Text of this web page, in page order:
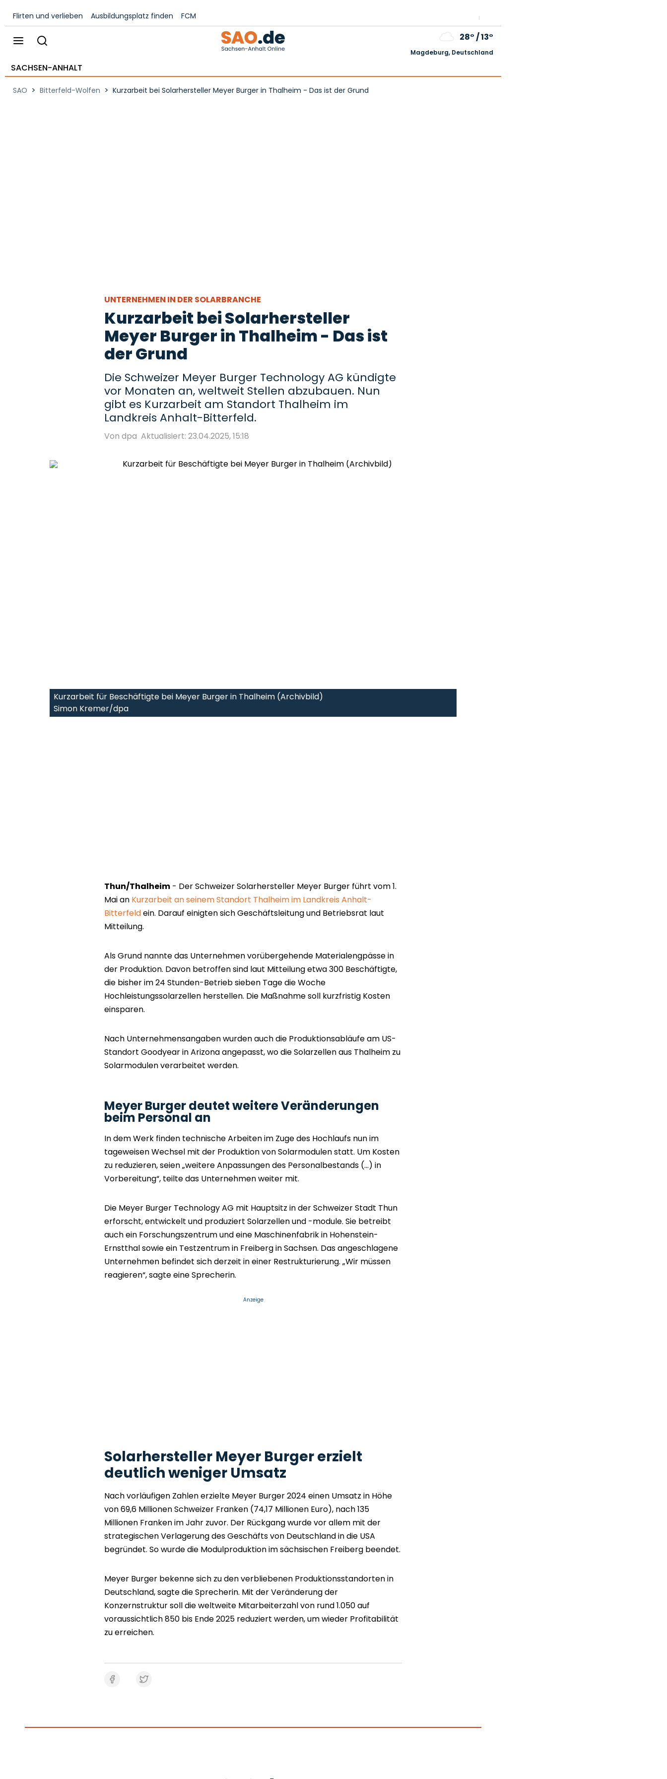
Flirten und verlieben Ausbildungsplatz finden FCM
28°/13°
Magdeburg, Deutschland
SACHSEN-ANHALT
SAO > Bitterfeld-Wolfen > Kurzarbeit bei Solarhersteller Meyer Burger in Thalheim - Das ist der Grund
UNTERNEHMEN IN DER SOLARBRANCHE
Kurzarbeit bei Solarhersteller
Meyer Burger in Thalheim - Das ist
der Grund
Die Schweizer Meyer Burger Technology AG kündigte
vor Monaten an, weltweit Stellen abzubauen. Nun
gibt es Kurzarbeit am Standort Thalheim im
Landkreis Anhalt-Bitterfeld.
Von dpa Aktualisiert: 23.04.2025, 15:18
Kurzarbeit für Beschäftigte bei Meyer Burger in Thalheim (Archivbild)
Simon Kremer/dpa
Thun/Thalheim - Der Schweizer Solarhersteller Meyer Burger führt vom 1.
Mai an Kurzarbeit an seinem Standort Thalheim im Landkreis Anhalt-
Bitterfeldein. Darauf einigten sich Geschäftsleitung und Betriebsrat laut
Mitteilung.
Als Grund nannte das Unternehmen vorübergehende Materialengpässe in
der Produktion. Davon betroffen sind laut Mitteilung etwa 300 Beschäftigte,
die bisher im 24 Stunden-Betrieb sieben Tage die Woche
Hochleistungssolarzellen herstellen. Die Maßnahme soll kurzfristig Kosten
einsparen.
Nach Unternehmensangaben wurden auch die Produktionsabläufe am US-
Standort Goodyear in Arizona angepasst, wo die Solarzellen aus Thalheim zu
Solarmodulen verarbeitet werden.
Meyer Burger deutet weitere Veränderungen
beim Personal an
In dem Werk finden technische Arbeiten im Zuge des Hochlaufs nun im
tageweisen Wechsel mit der Produktion von Solarmodulen statt. Um Kosten
zu reduzieren, seien „weitere Anpassungen des Personalbestands (...) in
Vorbereitung“, teilte das Unternehmen weiter mit.
Die Meyer Burger Technology AG mit Hauptsitz in der Schweizer Stadt Thun
erforscht, entwickelt und produziert Solarzellen und -module. Sie betreibt
auch ein Forschungszentrum und eine Maschinenfabrik in Hohenstein-
Ernstthal sowie ein Testzentrum in Freiberg in Sachsen. Das angeschlagene
Unternehmen befindet sich derzeit in einer Restrukturierung. „Wir müssen
reagieren“, sagte eine Sprecherin.
Anzeige
Solarhersteller Meyer Burger erzielt
deutlich weniger Umsatz
Nach vorläufigen Zahlen erzielte Meyer Burger 2024 einen Umsatz in Höhe
von 69,6 Millionen Schweizer Franken (74,17 Millionen Euro), nach 135
Millionen Franken im Jahr zuvor. Der Rückgang wurde vor allem mit der
strategischen Verlagerung des Geschäfts von Deutschland in die USA
begründet. So wurde die Modulproduktion im sächsischen Freiberg beendet.
Meyer Burger bekenne sich zu den verbliebenen Produktionsstandorten in
Deutschland, sagte die Sprecherin. Mit der Veränderung der
Konzernstruktur soll die weltweite Mitarbeiterzahl von rund 1.050 auf
voraussichtlich 850 bis Ende 2025 reduziert werden, um wieder Profitabilität
zu erreichen.